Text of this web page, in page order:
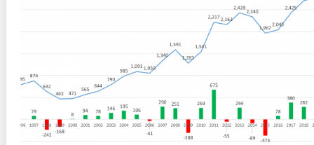
Institutional Charter IDIS
Announcements
IDIS International Advisory Board
15 minutes of economic realism
Hybrid power